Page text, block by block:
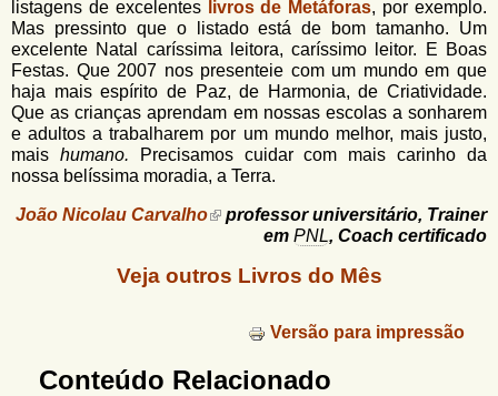
listagens de excelentes
livros de Metáforas, por exemplo.
Mas pressinto que o listado está de bom tamanho. Um
excelente Natal caríssima leitora, caríssimo leitor. E Boas
Festas. Que 2007 nos presenteie com um mundo em que
haja mais espírito de Paz, de Harmonia, de Criatividade.
Que as crianças aprendam em nossas escolas a sonharem
e adultos a trabalharem por um mundo melhor, mais justo,
mais humano. Precisamos cuidar com mais carinho da
nossa belíssima moradia, a Terra.
João Nicolau Carvalho
professor universitário, Trainer
em PNL, Coach certificado
Veja outros Livros do Mês
Versão para impressão
Conteúdo Relacionado